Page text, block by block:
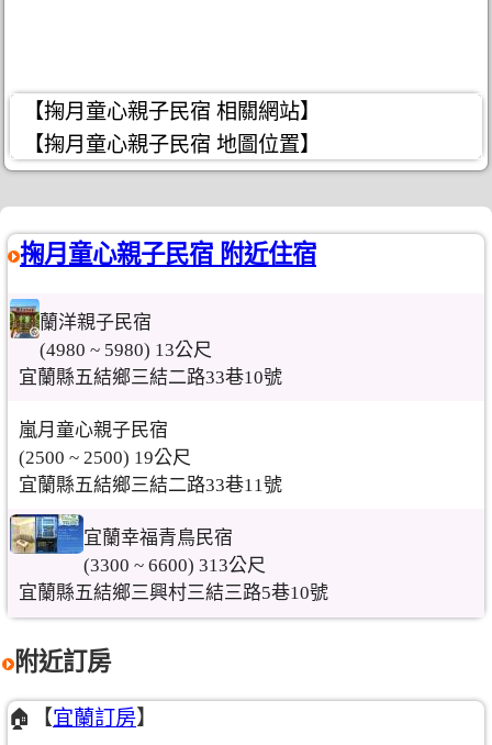
【掬月童心親子民宿 相關網站】
【掬月童心親子民宿 地圖位置】
掬月童心親子民宿 附近住宿
蘭洋親子民宿
(4980 ~ 5980) 13公尺
宜蘭縣五結鄉三結二路33巷10號
嵐月童心親子民宿
(2500 ~ 2500) 19公尺
宜蘭縣五結鄉三結二路33巷11號
宜蘭幸福青鳥民宿
(3300 ~ 6600) 313公尺
宜蘭縣五結鄉三興村三結三路5巷10號
附近訂房
🏠【宜蘭訂房】